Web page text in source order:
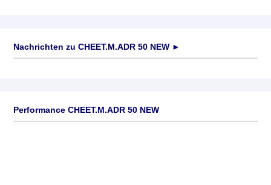
Nachrichten zu CHEET.M.ADR 50 NEW ►
Performance CHEET.M.ADR 50 NEW